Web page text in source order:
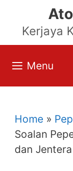
contentKerjaya
Menu
Home »
Soalan
dan